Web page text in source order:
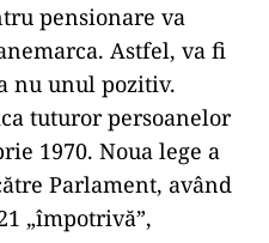
pensionare va
Astfel, va fi
nu unul pozitiv.
tuturor persoanelor
1970. Noua lege a
Parlament, având
„împotrivă”,